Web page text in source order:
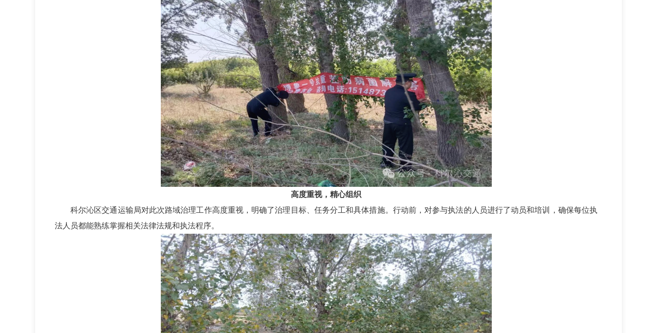
高度重视，精心组织
科尔沁区交通运输局对此次路域治理工作高度重视，明确了治理目标、任务分工和具体措施。行动前，对参与执法的人员进行了动员和培训，确保每位执
法人员都能熟练掌握相关法律法规和执法程序。